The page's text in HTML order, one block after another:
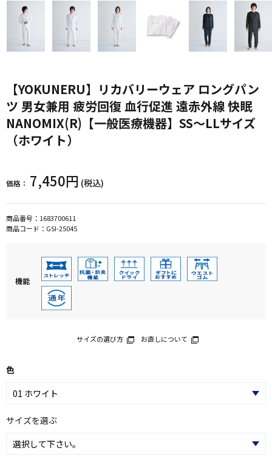
【YOKUNERU】リカバリーウェア ロングパン
ツ 男女兼用 疲労回復 血行促進 遠赤外線 快眠
NANOMIX(R)【一般医療機器】SS～LLサイズ
（ホワイト）
価格： 7,450円 (税込)
商品番号： 1683700611
商品コード： GSI-25045
機能
サイズの選び方 お直しについて
色
サイズを選ぶ